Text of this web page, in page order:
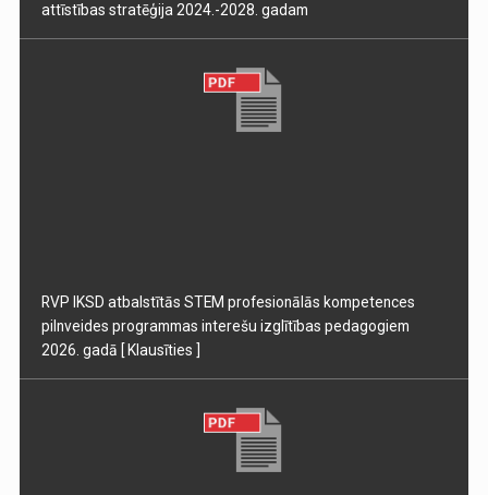
attīstības stratēģija 2024.-2028. gadam
RVP IKSD atbalstītās STEM profesionālās kompetences
pilnveides programmas interešu izglītības pedagogiem
2026. gadā [ Klausīties ]